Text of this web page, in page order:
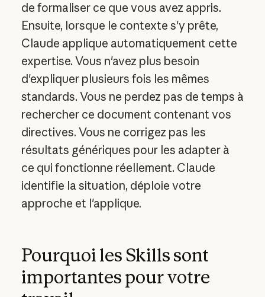
de formaliser ce que vous avez appris.
Ensuite, lorsque le contexte s'y prête,
Claude applique automatiquement cette
expertise. Vous n'avez plus besoin
d'expliquer plusieurs fois les mêmes
standards. Vous ne perdez pas de temps à
rechercher ce document contenant vos
directives. Vous ne corrigez pas les
résultats génériques pour les adapter à
ce qui fonctionne réellement. Claude
identifie la situation, déploie votre
approche et l'applique.
Pourquoi les Skills sont
importantes pour votre